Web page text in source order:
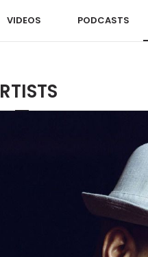
VIDEOS PODCASTS